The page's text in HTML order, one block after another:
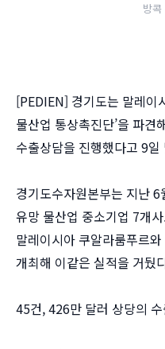
방콕
[PEDIEN] 경기도는 말레이
물산업 통상촉진단’을 파
수출상담을 진행했다고 9일
경기도수자원본부는 지난
유망 물산업 중소기업 7개
말레이시아 쿠알라룸푸르
개최해 이같은 실적을 거뒀
45건, 426만 달러 상당의